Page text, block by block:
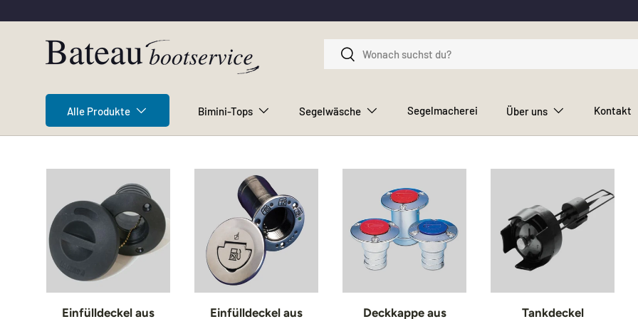
Direkt zum Inhalt
Suchen
Suchen
Alle Produkte Bimini-Tops Segelwäsche Segelmacherei Über uns Kontakt
Einfülldeckel aus
Einfülldeckel aus
Deckkappe aus
Tankdeckel